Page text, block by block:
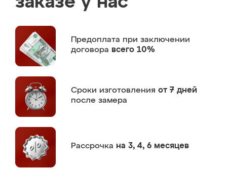
Предоплата при заключении
договора всего 10%
Сроки изготовления от 7 дней
после замера
Рассрочка на 3, 4, 6 месяцев